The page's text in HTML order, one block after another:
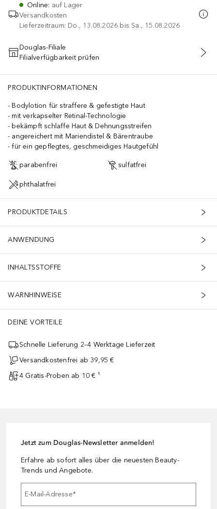
Online: auf Lager
Versandkosten
Lieferzeitraum: Do., 13.08.2026 bis Sa., 15.08.2026
IN DEN WARENKORB
Douglas-Filiale
Filialverfügbarkeit prüfen
PRODUKTINFORMATIONEN
Bodylotion für straffere & gefestigte Haut
mit verkapselter Retinal-Technologie
bekämpft schlaffe Haut & Dehnungsstreifen
angereichert mit Mariendistel & Bärentraube
für ein gepflegtes, geschmeidiges Hautgefühl
parabenfrei sulfatfrei
phthalatfrei
PRODUKTDETAILS
ANWENDUNG
INHALTSSTOFFE
WARNHINWEISE
DEINE VORTEILE
Schnelle Lieferung 2–4 Werktage Lieferzeit
Versandkostenfrei ab 39,95 €
4 Gratis-Proben ab 10 € ¹
Jetzt zum Douglas-Newsletter anmelden!
Erfahre ab sofort alles über die neuesten Beauty-
Trends und Angebote.
E-Mail-Adresse*